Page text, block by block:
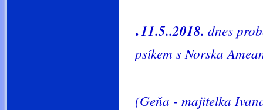
.11.5..2018. dnes
psíkem s Norska
(Geňa - majitelka